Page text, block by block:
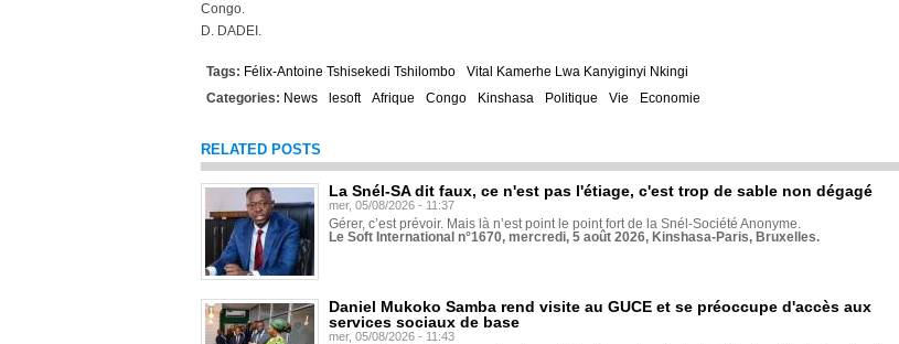
Congo.
D. DADEI.
Tags: Félix-Antoine Tshisekedi Tshilombo
Vital Kamerhe Lwa Kanyiginyi Nkingi
Categories: News lesoft Afrique Congo Kinshasa Politique Vie Economie
RELATED POSTS
La Snél-SA dit faux, ce n'est pas l'étiage, c'est trop de sable non dégagé
mer, 05/08/2026 - 11:37
Gérer, c’est prévoir. Mais là n’est point le point fort de la Snél-Société Anonyme.
Le Soft International n°1670, mercredi, 5 août 2026, Kinshasa-Paris, Bruxelles.
Daniel Mukoko Samba rend visite au GUCE et se préoccupe d'accès aux
services sociaux de base
mer, 05/08/2026 - 11:43